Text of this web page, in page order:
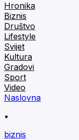
Hronika
Biznis
Društvo
Lifestyle
Svijet
Kultura
Gradovi
Sport
Video
Naslovna
•
biznis